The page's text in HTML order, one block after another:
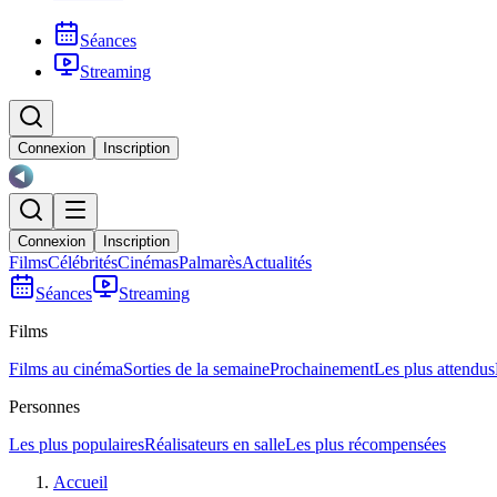
Séances
Streaming
Connexion Inscription
Connexion Inscription
FilmsCélébritésCinémasPalmarèsActualités
Séances
Streaming
Films
Films au cinémaSorties de la semaineProchainementLes plus attendus
Personnes
Les plus populairesRéalisateurs en salleLes plus récompensées
Accueil